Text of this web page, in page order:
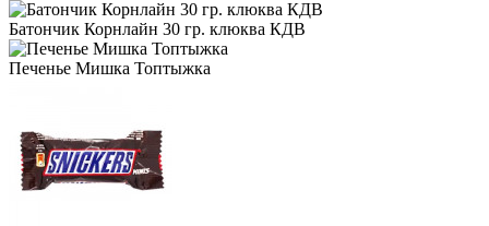
Батончик Корнлайн 30 гр. клюква КДВ
Печенье Мишка Топтыжка